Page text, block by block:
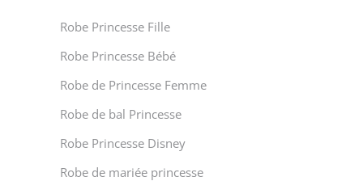
Robe Princesse Fille
Robe Princesse Bébé
Robe de Princesse Femme
Robe de bal Princesse
Robe Princesse Disney
Robe de mariée princesse